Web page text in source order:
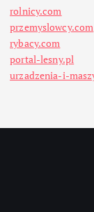
rolnicy.com
przemyslowcy.com
rybacy.com
portal-lesny.pl
urzadzenia-i-